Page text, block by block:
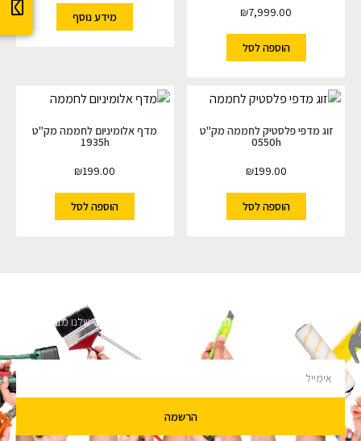
₪7,999.00
הוספה לסל
מידע נוסף
זוג מדפי פלסטיק לחממה מק"ט
0550h
₪199.00
הוספה לסל
מדף אלומיניום לחממה מק"ט
1935h
₪199.00
הוספה לסל
השארו מעודכנים
מעוניינים לקבל עדכונים על מבצעים והנחות הירשמו לניוזלטר שלנו מבטיחים לא
הרשמה